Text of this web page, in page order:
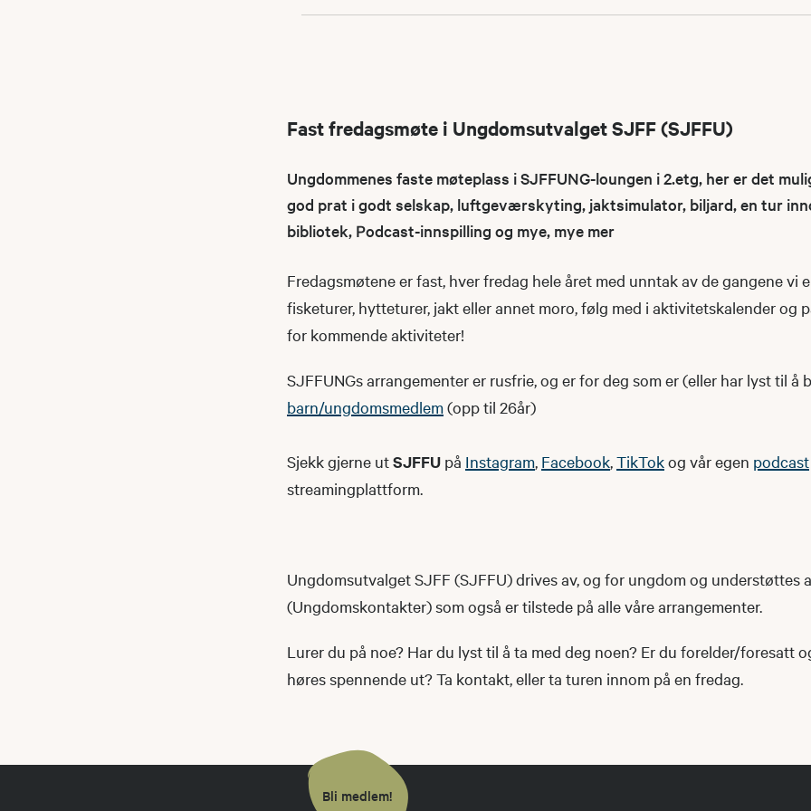
Fast fredagsmøte i Ungdomsutvalget SJFF (SJFFU)
Ungdommenes faste møteplass i SJFFUNG-loungen i 2.etg, her er det
god prat i godt selskap, luftgeværskyting, jaktsimulator, biljard, en tur
bibliotek, Podcast-innspilling og mye, mye mer
Fredagsmøtene er fast, hver fredag hele året med unntak av de gangene vi
fisketurer, hytteturer, jakt eller annet moro, følg med i aktivitetskalender og
for kommende aktiviteter!
SJFFUNGs arrangementer er rusfrie, og er for deg som er (eller har lyst til å
barn/ungdomsmedlem(opp til 26år)
Sjekk gjerne utSJFFU på Instagram, Facebook,TikTokog vår egen podcast
streamingplattform.
Ungdomsutvalget SJFF (SJFFU) drives av, og for ungdom og understøttes
(Ungdomskontakter) som også er tilstede på alle våre arrangementer.
Lurer du på noe? Har du lyst til å ta med deg noen? Er du forelder/foresatt
høres spennende ut? Ta kontakt, eller ta turen innom på en fredag.
Bli medlem!